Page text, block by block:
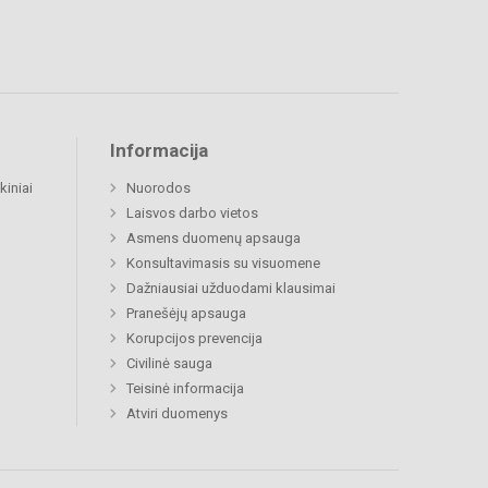
Informacija
Nuorodos
Laisvos darbo vietos
Asmens duomenų apsauga
Konsultavimasis su visuomene
Dažniausiai užduodami klausimai
Pranešėjų apsauga
Korupcijos prevencija
Civilinė sauga
Teisinė informacija
Atviri duomenys